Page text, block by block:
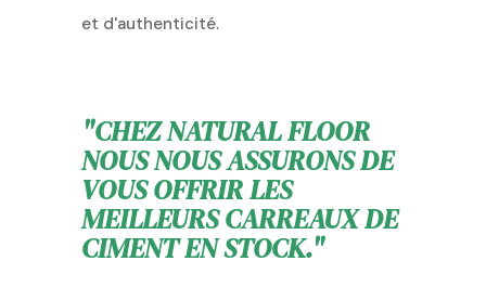
et d'authenticité.
"CHEZ NATURAL FLOOR
NOUS NOUS ASSURONS DE
VOUS OFFRIR LES
MEILLEURS CARREAUX DE
CIMENT EN STOCK."